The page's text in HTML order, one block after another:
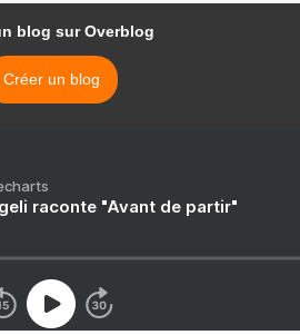
blog sur Overblog
Créer un blog
raconte "Avant de partir"